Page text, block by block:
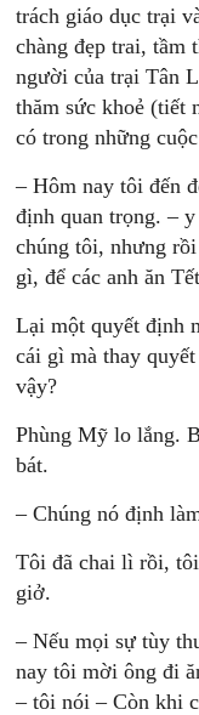
trách giáo dục trại
chàng đẹp trai, tầm
người của trại Tân
thăm sức khoẻ (tiết
có trong những
– Hôm nay tôi đến
định quan trọng. –
chúng tôi, nhưng
gì, để các anh ăn
Lại một quyết định
cái gì mà thay
vậy?
Phùng Mỹ lo lắng.
bát.
– Chúng nó định
Tôi đã chai lì rồi,
giở.
– Nếu mọi sự tùy
nay tôi mời ông đi
– tôi nói – Còn khi